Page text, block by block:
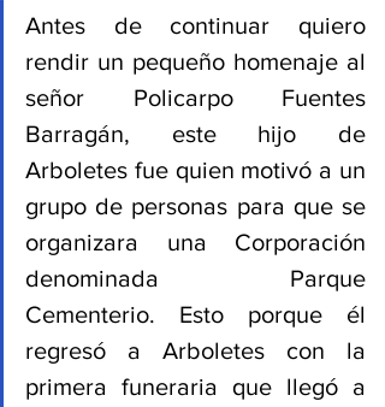
Antes de continuar quiero
rendir un pequeño homenaje al
señor Policarpo Fuentes
Barragán, este hijo de
Arboletes fue quien motivó a un
grupo de personas para que se
organizara una Corporación
denominada Parque
Cementerio. Esto porque él
regresó a Arboletes con la
primera funeraria que llegó a